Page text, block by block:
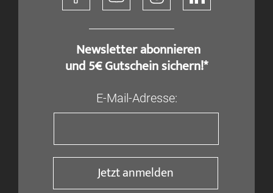
​ Newsletter abonnieren
und 5€ Gutschein sichern!*
E-Mail-Adresse:
Jetzt anmelden